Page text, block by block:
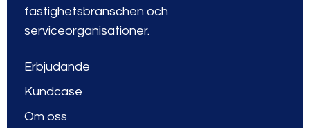
fastighetsbranschen och
serviceorganisationer.
Erbjudande
Kundcase
Om oss